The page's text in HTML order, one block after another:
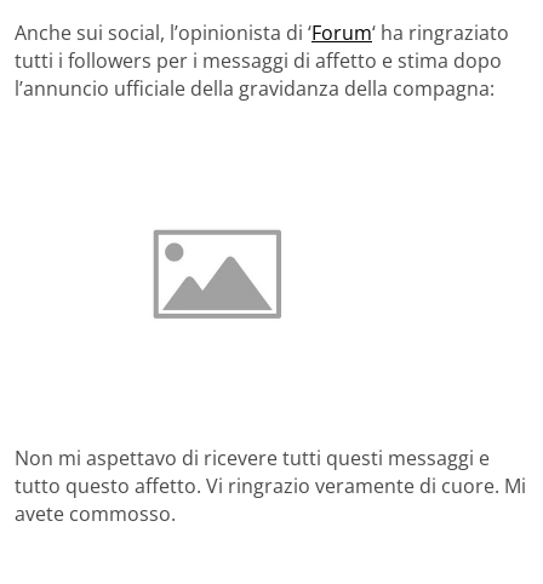
Anche sui social, l’opinionista di ‘Forum‘ ha ringraziato
tutti i followers per i messaggi di affetto e stima dopo
l’annuncio ufficiale della gravidanza della compagna:
Non mi aspettavo di ricevere tutti questi messaggi e
tutto questo affetto. Vi ringrazio veramente di cuore. Mi
avete commosso.